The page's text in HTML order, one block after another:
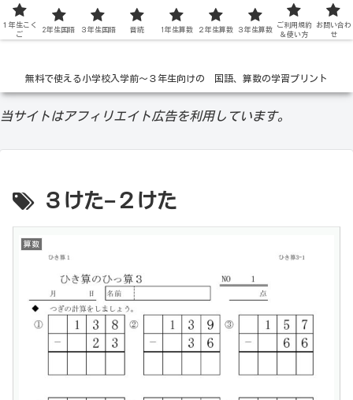
低学年の無料学習ドリル
無料で使える小学校入学前〜３年生向けの 国語、算数の学習プリント
当サイトはアフィリエイト広告を利用しています。
３けた−２けた
算数
１年生こく
ご
2年生国語 ３年生国語 音読 1年生算数 ２年生算数 ３年生算数
ご利用規約
＆使い方
お問い合わ
せ